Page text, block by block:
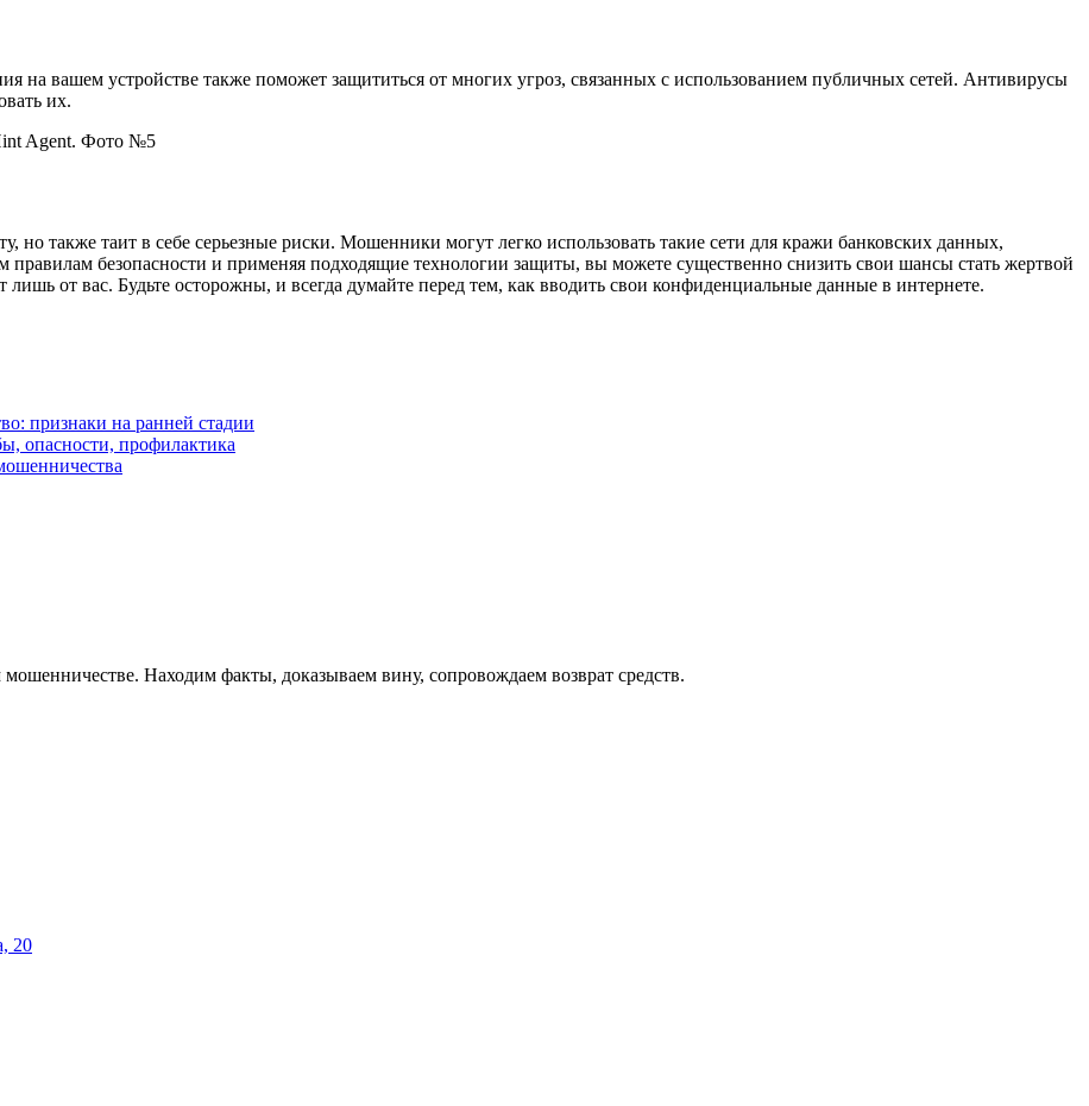
на вашем устройстве также поможет защититься от многих угроз, связанных с использованием публичных сетей. Антивирусы
их.
но также таит в себе серьезные риски. Мошенники могут легко использовать такие сети для кражи банковских данных,
правилам безопасности и применяя подходящие технологии защиты, вы можете существенно снизить свои шансы стать жертвой
от вас. Будьте осторожны, и всегда думайте перед тем, как вводить свои конфиденциальные данные в интернете.
признаки на ранней стадии
опасности, профилактика
Находим факты, доказываем вину, сопровождаем возврат средств.
20